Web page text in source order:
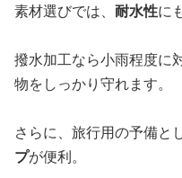
素材選びでは、 耐水性に
撥水加工なら小雨程度に
物をしっかり守れます。
さらに、旅行用の予備と
プが便利。